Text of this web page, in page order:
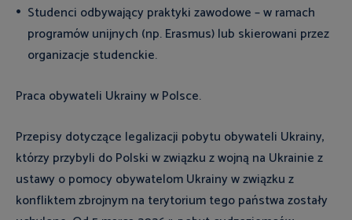
Studenci odbywający praktyki zawodowe – w ramach
programów unijnych (np. Erasmus) lub skierowani przez
organizacje studenckie.
Praca obywateli Ukrainy w Polsce.
Przepisy dotyczące legalizacji pobytu obywateli Ukrainy,
którzy przybyli do Polski w związku z wojną na Ukrainie z
ustawy o pomocy obywatelom Ukrainy w związku z
konfliktem zbrojnym na terytorium tego państwa zostały